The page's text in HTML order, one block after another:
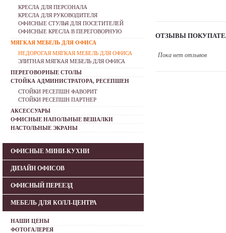
ОТЗЫВЫ
Пока нет отзывов
КРЕСЛА ДЛЯ ПЕРСОНАЛА
КРЕСЛА ДЛЯ РУКОВОДИТЕЛЯ
ОФИСНЫЕ СТУЛЬЯ ДЛЯ ПОСЕТИТЕЛЕЙ
ОФИСНЫЕ КРЕСЛА В ПЕРЕГОВОРНУЮ
МЯГКАЯ МЕБЕЛЬ ДЛЯ ОФИСА
НЕДОРОГАЯ МЯГКАЯ МЕБЕЛЬ ДЛЯ ОФИСА
ЭЛИТНАЯ МЯГКАЯ МЕБЕЛЬ ДЛЯ ОФИСА
ПЕРЕГОВОРНЫЕ СТОЛЫ
СТОЙКА АДМИНИСТРАТОРА, РЕСЕПШЕН
СТОЙКИ РЕСЕПШН ФАВОРИТ
СТОЙКИ РЕСЕПШН ПАРТНЕР
АКСЕССУАРЫ
ОФИСНЫЕ НАПОЛЬНЫЕ ВЕШАЛКИ
НАСТОЛЬНЫЕ ЭКРАНЫ
ОФИСНЫЕ МИНИ-КУХНИ
ДИЗАЙН ОФИСОВ
ОФИСНЫЙ ПЕРЕЕЗД
МЕБЕЛЬ ДЛЯ КОЛЛ-ЦЕНТРА
НАШИ ЦЕНЫ
ФОТОГАЛЕРЕЯ